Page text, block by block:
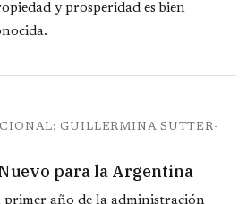
y prosperidad es bien
GUILLERMINA SUTTER-
para la Argentina
primer año de la administración